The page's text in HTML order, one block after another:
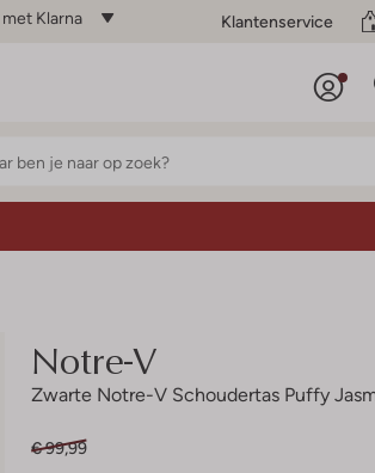
Klarna Klantenservice
Notre-V
Zwarte Notre-V Schoudertas Puffy
€ 99,99